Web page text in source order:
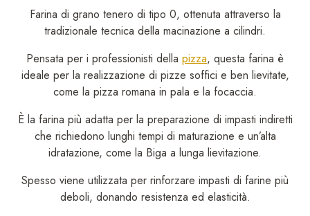
Farina di grano tenero di tipo 0, ottenuta attraverso la
tradizionale tecnica della macinazione a cilindri.
Pensata per i professionisti della pizza, questa farina è
ideale per la realizzazione di pizze soffici e ben lievitate,
come la pizza romana in pala e la focaccia.
È la farina più adatta per la preparazione di impasti indiretti
che richiedono lunghi tempi di maturazione e un’alta
idratazione, come la Biga a lunga lievitazione.
Spesso viene utilizzata per rinforzare impasti di farine più
deboli, donando resistenza ed elasticità.